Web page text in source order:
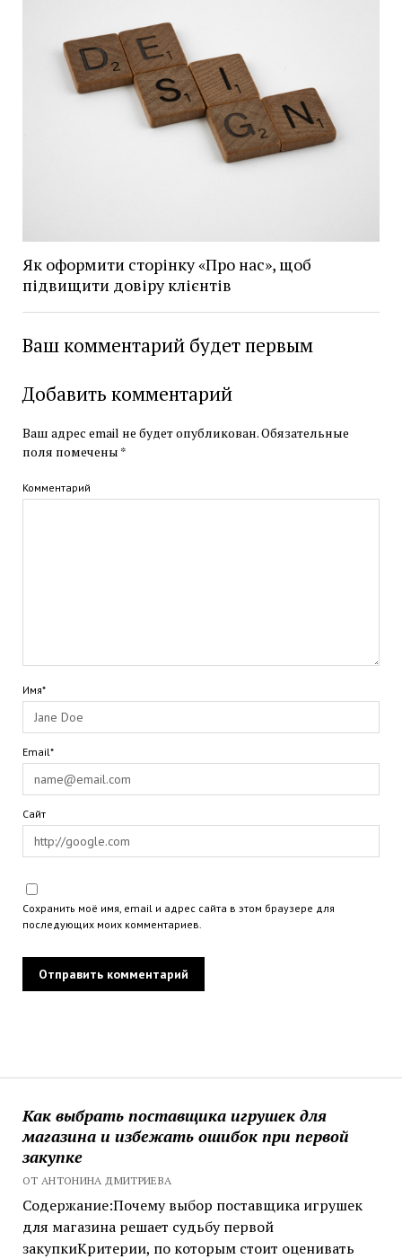
Как выбрать поставщика игрушек для
магазина и избежать ошибок при первой
закупке
ОТ АНТОНИНА ДМИТРИЕВА
Содержание:Почему выбор поставщика игрушек
для магазина решает судьбу первой
закупкиКритерии, по которым стоит оценивать
Як оформити сторінку «Про нас», щоб
підвищити довіру клієнтів
Ваш комментарий будет первым
Добавить комментарий
Ваш адрес email не будет опубликован.Обязательные
поля помечены *
Комментарий
Имя*
Email*
Сайт
Сохранить моё имя, email и адрес сайта в этом браузере для
последующих моих комментариев.